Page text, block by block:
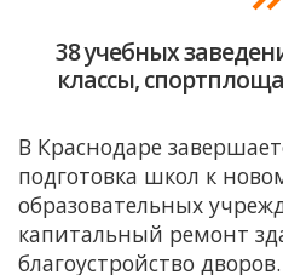
38 учебных
классы,
В Краснодаре
подготовка школ к
образовательных
капитальный ремонт
благоустройство дворов.